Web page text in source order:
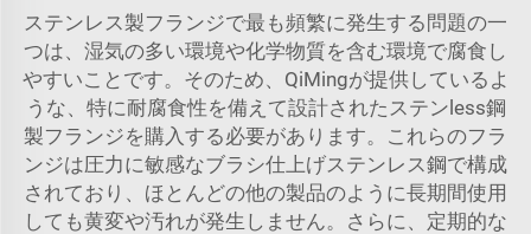
ステンレス製フランジで最も頻繁に発生する問題の一
つは、湿気の多い環境や化学物質を含む環境で腐食し
やすいことです。そのため、QiMingが提供しているよ
うな、特に耐腐食性を備えて設計されたステンless鋼
製フランジを購入する必要があります。これらのフラ
ンジは圧力に敏感なブラシ仕上げステンレス鋼で構成
されており、ほとんどの他の製品のように長期間使用
しても黄変や汚れが発生しません。さらに、定期的な